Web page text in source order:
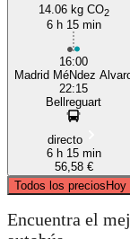
14.06 kg CO2
6 h 15 min
16:00
Madrid MéNdez
22:15
Bellreguart
directo
6 h 15 min
56,58 €
Todos los preciosHoy
Encuentra el